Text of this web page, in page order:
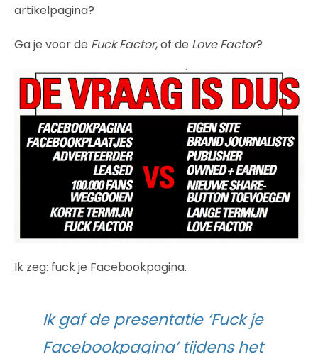
artikelpagina?
Ga je voor de Fuck Factor, of de Love Factor?
Ik zeg: fuck je Facebookpagina.
Ik gaf de presentatie ‘Fuck je
Facebookpagina’ tijdens het